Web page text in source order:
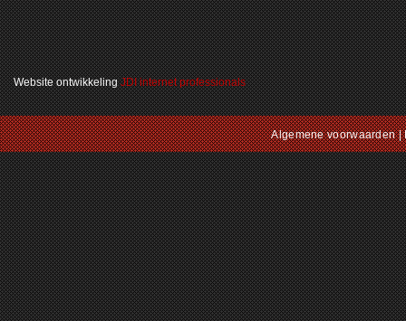
Website ontwikkelingJDI internet professionals
Algemene voorwaarden|